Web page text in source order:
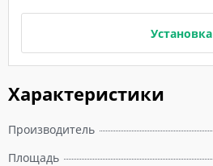
Характеристики
Производитель
Площадь
Установка